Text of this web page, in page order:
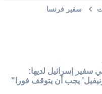
سفير فرنسا
سفير إسرائيل لديها:
يجب أن يتوقف فورا"